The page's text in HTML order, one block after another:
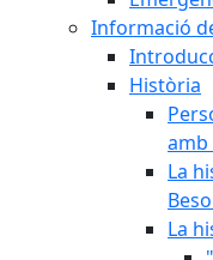
Informació
Història
amb
La
La